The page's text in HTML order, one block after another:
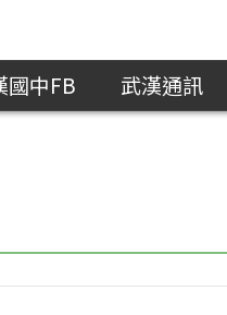
國中FB 武漢通訊